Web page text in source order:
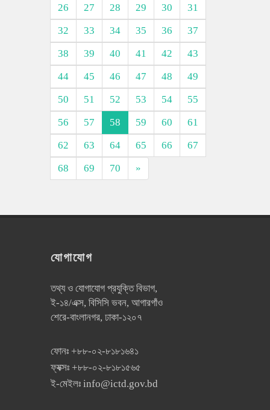
26
27 28 29 30
31
32
33 34 35 36
37
38
39 40 41 42
43
44
45 46 47 48
49
50
51 52 53 54
55
56
57 58 59 60
61
62
63 64 65 66
67
68
69 70 »
যোগাযোগ
তথ্য ও যোগাযোগ প্রযুক্তি বিভাগ,
ই-১৪/এক্স, বিসিসি ভবন, আগারগাঁও
শেরে-বাংলানগর, ঢাকা-১২০৭
ফোনঃ +৮৮-০২-৮১৮১৬৪১
ফ্যক্সঃ +৮৮-০২-৮১৮১৫৬৫
ই-মেইলঃ info@ictd.gov.bd